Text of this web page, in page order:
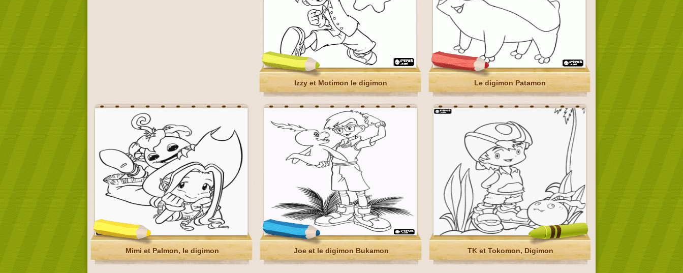
Izzy et Motimon le digimon Le digimon Patamon
Mimi et Palmon, le digimon Joe et le digimon Bukamon TK et Tokomon, Digimon